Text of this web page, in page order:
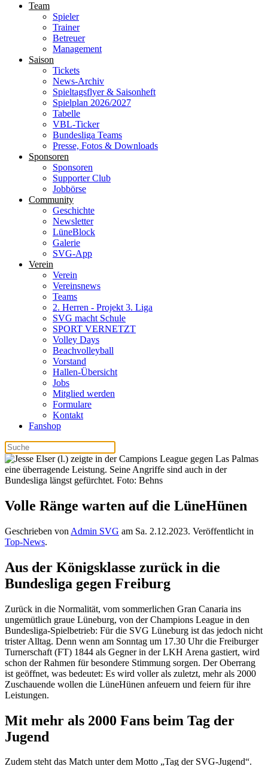
Team
Spieler
Trainer
Betreuer
Management
Saison
Tickets
News-Archiv
Spieltagsflyer & Saisonheft
Spielplan 2026/2027
Tabelle
VBL-Ticker
Bundesliga Teams
Presse, Fotos & Downloads
Sponsoren
Sponsoren
Supporter Club
Jobbörse
Community
Geschichte
Newsletter
LüneBlock
Galerie
SVG-App
Verein
Verein
Vereinsnews
Teams
2. Herren - Projekt 3. Liga
SVG macht Schule
SPORT VERNETZT
Volley Days
Beachvolleyball
Vorstand
Hallen-Übersicht
Jobs
Mitglied werden
Formulare
Kontakt
Fanshop
Volle Ränge warten auf die LüneHünen
Geschrieben von Admin SVG am Sa. 2.12.2023. Veröffentlicht in
Top-News.
Aus der Königsklasse zurück in die
Bundesliga gegen Freiburg
Zurück in die Normalität, vom sommerlichen Gran Canaria ins
ungemütlich graue Lüneburg, von der Champions League in den
Bundesliga-Spielbetrieb: Für die SVG Lüneburg ist das jedoch nicht
trister Alltag. Denn wenn am Sonntag um 17.30 Uhr die Freiburger
Turnerschaft (FT) 1844 als Gegner in der LKH Arena gastiert, wird
schon der Rahmen für besondere Stimmung sorgen. Der Oberrang
ist geöffnet, was bedeutet: Es wird voller als zuletzt, mehr als 2000
Zuschauende wollen die LüneHünen anfeuern und feiern für ihre
Leistungen.
Mit mehr als 2000 Fans beim Tag der
Jugend
Zudem steht das Match unter dem Motto „Tag der SVG-Jugend“.